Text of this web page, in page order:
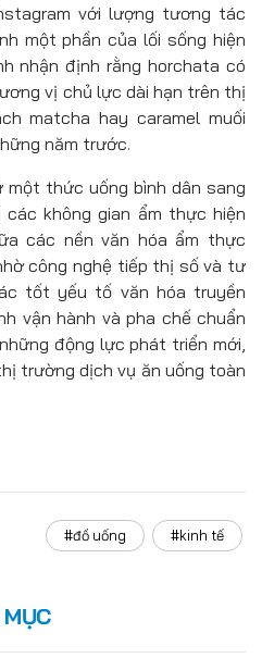
với lượng tương tác
một phần của lối sống hiện
nhận định rằng horchata có
vị chủ lực dài hạn trên thị
matcha hay caramel muối
năm trước.
một thức uống bình dân sang
không gian ẩm thực hiện
các nền văn hóa ẩm thực
công nghệ tiếp thị số và tư
tốt yếu tố văn hóa truyền
vận hành và pha chế chuẩn
động lực phát triển mới,
trường dịch vụ ăn uống toàn
#đồ uống #kinh tế